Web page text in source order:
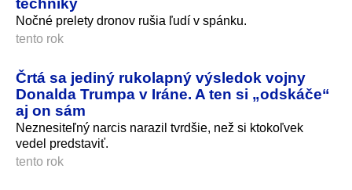
Nočné prelety dronov rušia ľudí v spánku.
tento rok
Črtá sa jediný rukolapný výsledok vojny
Donalda Trumpa v Iráne. A ten si „odskáče“
aj on sám
Neznesiteľný narcis narazil tvrdšie, než si ktokoľvek
vedel predstaviť.
tento rok